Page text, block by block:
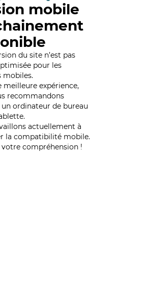
mobile
du site n’est pas
pour les
mobiles.
meilleure expérience,
recommandons
ordinateur de bureau
actuellement à
la compatibilité mobile.
votre compréhension !